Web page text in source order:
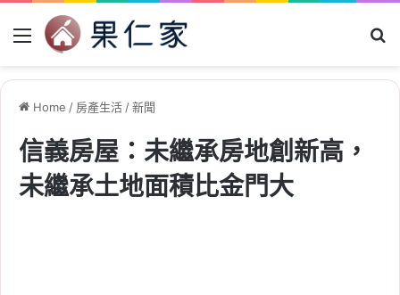
Menu
Home / 房產生活/新聞
信義房屋：未繼承房地創新高，
未繼承土地面積比金門大